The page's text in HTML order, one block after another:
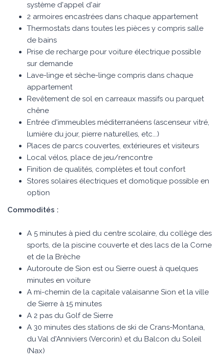
système d'appel d'air
2 armoires encastrées dans chaque appartement
Thermostats dans toutes les pièces y compris salle
de bains
Prise de recharge pour voiture électrique possible
sur demande
Lave-linge et sèche-linge compris dans chaque
appartement
Revêtement de sol en carreaux massifs ou parquet
chêne
Entrée d'immeubles méditerranéens (ascenseur vitré,
lumière du jour, pierre naturelles, etc...)
Places de parcs couvertes, extérieures et visiteurs
Local vélos, place de jeu/rencontre
Finition de qualités, complètes et tout confort
Stores solaires électriques et domotique possible en
option
Commodités :
A 5 minutes à pied du centre scolaire, du collège des
sports, de la piscine couverte et des lacs de la Corne
et de la Brèche
Autoroute de Sion est ou Sierre ouest à quelques
minutes en voiture
A mi-chemin de la capitale valaisanne Sion et la ville
de Sierre à 15 minutes
A 2 pas du Golf de Sierre
A 30 minutes des stations de ski de Crans-Montana,
du Val d'Anniviers (Vercorin) et du Balcon du Soleil
(Nax)